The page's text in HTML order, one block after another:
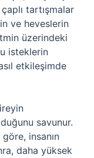
tartışmalar
ve heveslerin
üzerindeki
isteklerin
etkileşimde
savunur.
insanın
daha yüksek